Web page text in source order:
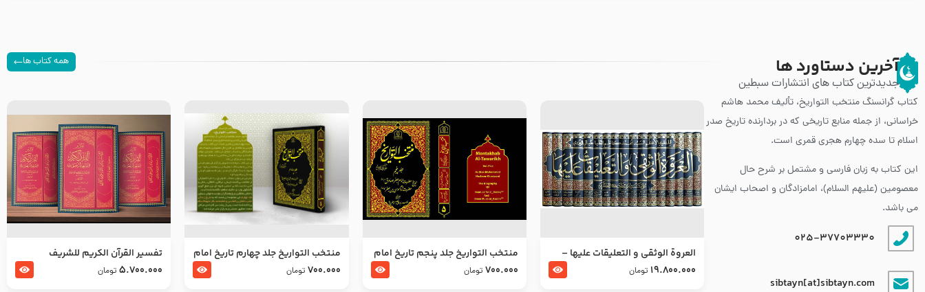
آخرین دستاورد ها
جدیدترین کتاب های انتشارات سبطین
همه کتاب ها
کتاب گرانسنگ منتخب التواريخ، تألیف محمد هاشم
خراسانی، از جمله منابع تاریخی که در بردارنده تاریخ صدر
اسلام تا سده چهارم هجری قمری است.
این کتاب به زبان فارسی و مشتمل بر شرح حال
معصومین (علیهم السلام)، امامزادگان و اصحاب ایشان
می باشد.
025-37703330
sibtayn[at]sibtayn.com
العروة الوثقى و التعليقات عليها –
طرح جدید
19.800.000 تومان
منتخب التواریخ جلد پنجم تاریخ امام
جعفر صادق و امام موسی بن جعفر
700.000 تومان
منتخب التواریخ جلد چهارم تاریخ امام
زین العابدین و امام محمد باقر
700.000 تومان
تفسير القرآن الكريم للشريف
المرتضي قدس سرّه
5.700.000 تومان